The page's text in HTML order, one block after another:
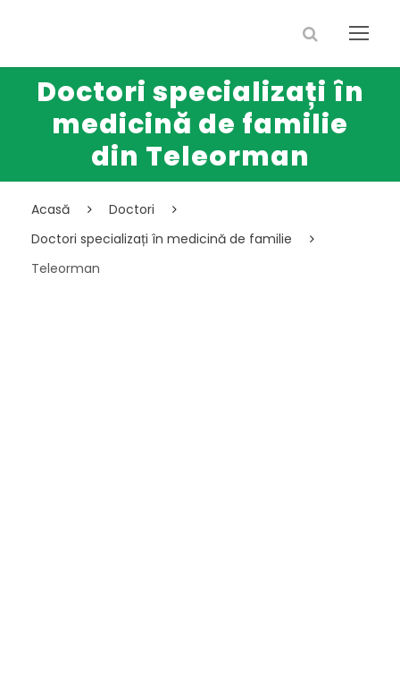
Doctori specializați în
medicină de familie
din Teleorman
Acasă
Doctori
Doctori specializați în medicină de familie
Teleorman